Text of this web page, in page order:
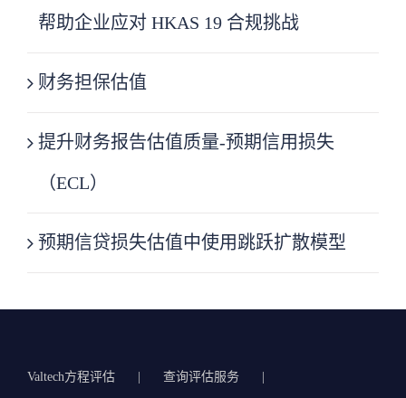
帮助企业应对 HKAS 19 合规挑战
财务担保估值
提升财务报告估值质量-预期信用损失
（ECL）
预期信贷损失估值中使用跳跃扩散模型
Valtech方程评估 查询评估服务